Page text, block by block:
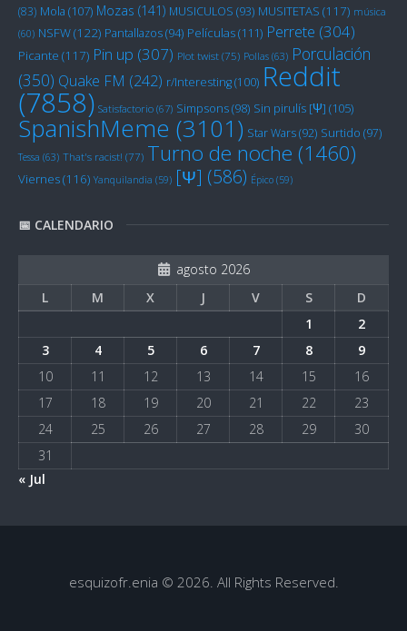
(83) Mola (107) Mozas (141) MUSICULOS (93) MUSITETAS (117) música
(60) NSFW(122) Pantallazos(94) Películas(111) Perrete (304)
Picante (117) Pin up (307) Plot twist (75) Pollas (63) Porculación
(350) Quake FM (242) r/Interesting(100) Reddit
(7858) Satisfactorio (67) Simpsons(98) Sin pirulís [Ψ] (105)
SpanishMeme (3101) Star Wars(92) Surtido (97)
Tessa (63) That's racist! (77) Turno de noche (1460)
Viernes(116) Yanquilandia (59) [Ψ] (586) Épico (59)
📅 CALENDARIO
agosto 2026
L
M X J V S
D
1
2
3
4 5 6 7 8
9
10
11 12 13 14 15
16
17
18 19 20 21 22
23
24
25 26 27 28 29
30
31
« Jul
esquizofr.enia © 2026. All Rights Reserved.